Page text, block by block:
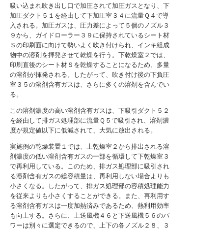
吸い込まれ吹き出し口で加圧されて加圧ガスとなり、下
加圧ダクト５１を経由して下加圧室３４に流量Ｑ４で導
入される。加圧ガスは、圧力差によって５個のノズル３
９から、ガイドローラー３９に保持されているシート材
Ｓの印刷面に向けて勢いよく吹き付けられ、インキ組成
物中の溶剤を揮発させて乾燥を行う。下乾燥室２では、
印刷直後のシート材Ｓを乾燥することになるため、多量
の溶剤が揮発される。したがって、吹き付け後の下負圧
室３５の溶剤含有ガスは、さらに多くの溶剤を含んでい
る。
この溶剤濃度の高い溶剤含有ガスは、下吸引ダクト５２
を経由して排ガス処理部に流量Ｑ５で吸引され、溶剤濃
度が規定値以下に低減されて、大気に放出される。
実施例の乾燥装置１では、上乾燥室２から排出される溶
剤濃度の低い溶剤含有ガスの一部を循環して下乾燥室３
で再利用している。このため、排ガス処理部に吸引され
る溶剤含有ガスの総容積量は、再利用しない場合よりも
小さくなる。したがって、排ガス処理部の容積処理能力
を従来よりも小さくすることができる。また、再利用す
る溶剤含有ガスは一度加熱済みであるため、熱利用効率
も向上する。さらに、上送風機４６と下送風機５６のパ
ワーは別々に選定できるので、上下の各ノズル２８、３